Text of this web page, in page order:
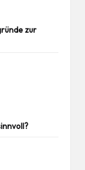
zur